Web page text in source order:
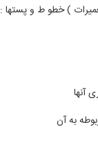
) خطو ط و پستها :
آنها
به آن